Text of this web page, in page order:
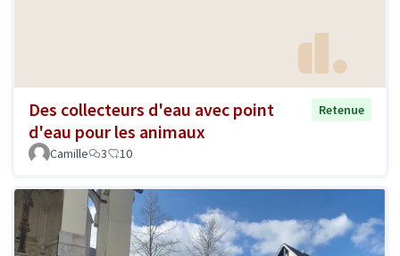
Des collecteurs d'eau avec point
d'eau pour les animaux
Retenue
Camille 3 10